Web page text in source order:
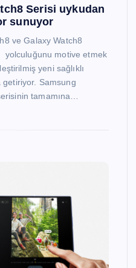
Serisi uykudan
sunuyor
ve Galaxy Watch8
yolculuğunu motive etmek
yeni sağlıklı
Samsung
tamamına…